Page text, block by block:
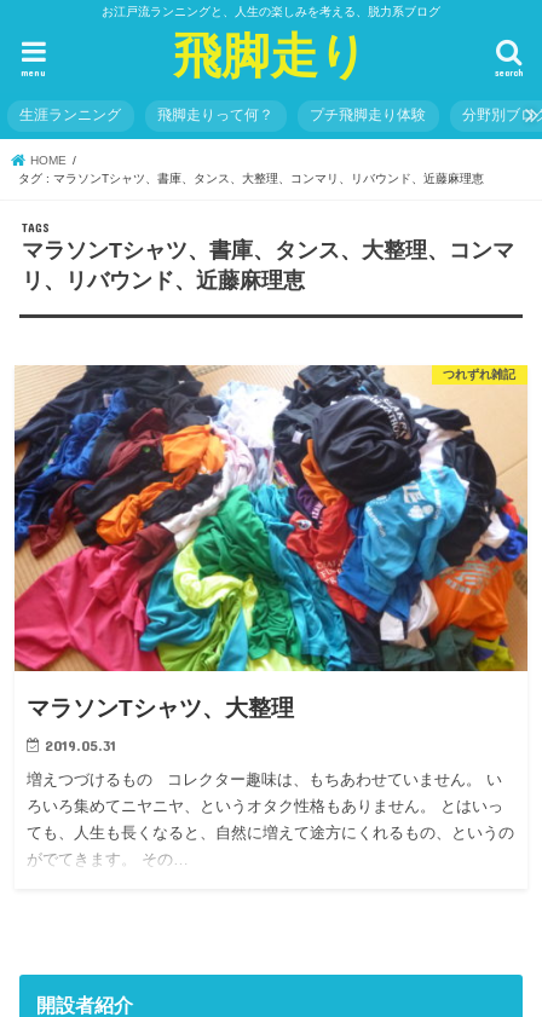
お江戸流ランニングと、人生の楽しみを考える、脱力系ブログ
飛脚走り search
menu
生涯ランニング 飛脚走りって何？ プチ飛脚走り体験 分野別ブロ
HOME
タグ : マラソンTシャツ、書庫、タンス、大整理、コンマリ、リバウンド、近藤麻理恵
マラソンTシャツ、書庫、タンス、大整理、コンマ
リ、リバウンド、近藤麻理恵
つれずれ雑記
マラソンTシャツ、大整理
2019.05.31
増えつづけるもの コレクター趣味は、もちあわせていません。 い
ろいろ集めてニヤニヤ、というオタク性格もありません。 とはいっ
ても、人生も長くなると、自然に増えて途方にくれるもの、というの
がでてきます。 その…
開設者紹介